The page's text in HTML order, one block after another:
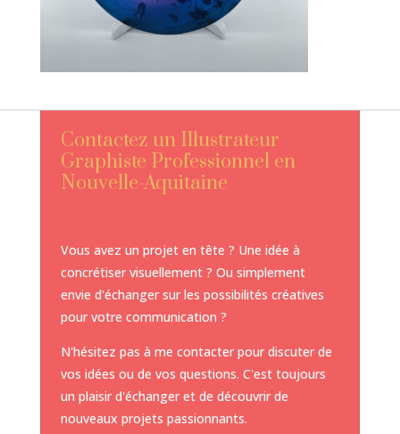
Contactez un Illustrateur
Graphiste Professionnel en
Nouvelle-Aquitaine
Vous avez un projet en tête ? Une idée à
concrétiser visuellement ? Ou simplement
envie d'échanger sur les possibilités créatives
pour votre communication ?
N'hésitez pas à me contacter pour discuter de
vos idées ou de vos questions. C'est toujours
un plaisir d'échanger et de découvrir de
nouveaux projets passionnants.